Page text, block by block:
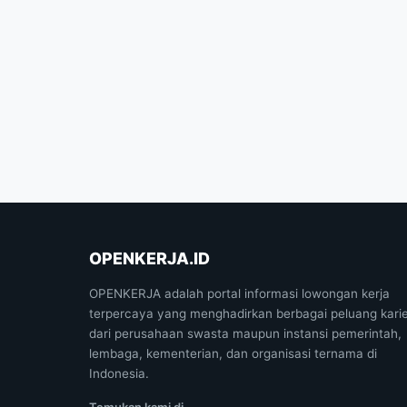
OPENKERJA.ID
OPENKERJA adalah portal informasi lowongan kerja
terpercaya yang menghadirkan berbagai peluang
dari perusahaan swasta maupun instansi pemerintah,
lembaga, kementerian, dan organisasi ternama di
Indonesia.